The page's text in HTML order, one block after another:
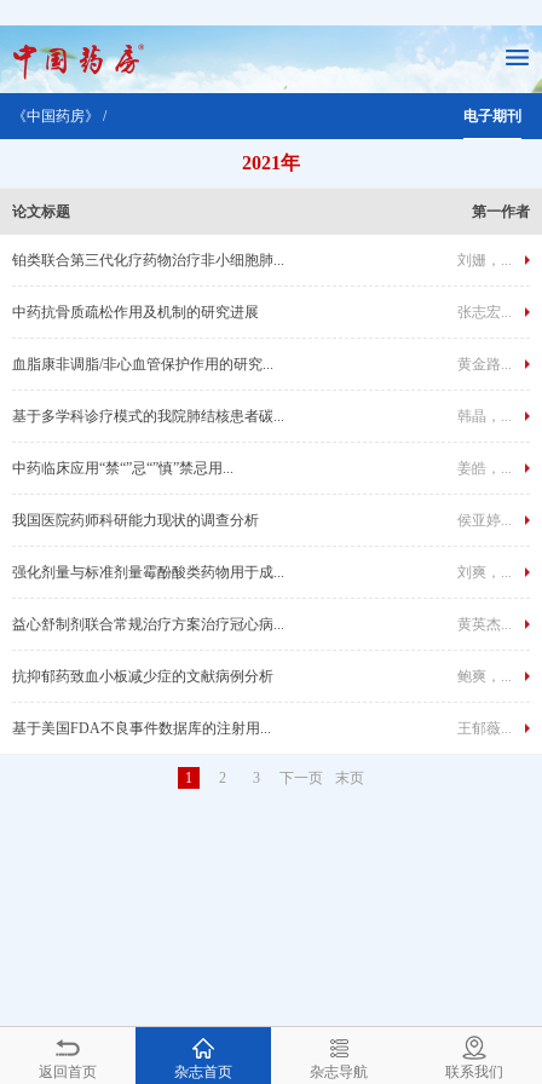
《中国药房》 / 电子期刊
2021年
论文标题 第一作者
铂类联合第三代化疗药物治疗非小细胞肺... 刘姗，...
中药抗骨质疏松作用及机制的研究进展 张志宏...
血脂康非调脂/非心血管保护作用的研究... 黄金路...
基于多学科诊疗模式的我院肺结核患者碳... 韩晶，...
中药临床应用“禁“”忌“”慎”禁忌用... 姜皓，...
我国医院药师科研能力现状的调查分析 侯亚婷...
强化剂量与标准剂量霉酚酸类药物用于成... 刘爽，...
益心舒制剂联合常规治疗方案治疗冠心病... 黄英杰...
抗抑郁药致血小板减少症的文献病例分析 鲍爽，...
基于美国FDA不良事件数据库的注射用... 王郁薇...
1 2 3 下一页 末页
返回首页 杂志首页 杂志导航 联系我们